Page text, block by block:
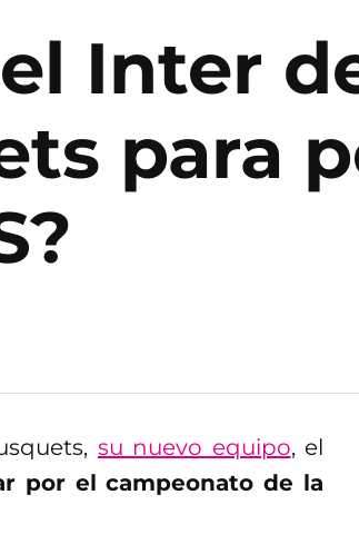
Inter
para
su nuevo equipo, el
por el campeonato de la